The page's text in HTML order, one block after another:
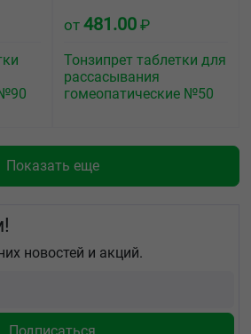
от 481.00 ₽
Тонзипрет таблетки для
рассасывания
гомеопатические №50
Показать еще
новостей и акций.